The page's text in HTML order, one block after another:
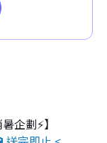
企劃⚡】